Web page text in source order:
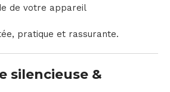
de votre appareil
pratique et rassurante.
silencieuse &